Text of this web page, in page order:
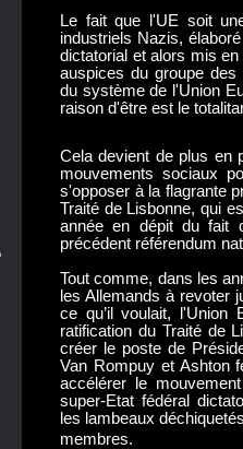
Le fait que l'UE soit
industriels Nazis,
dictatorial et alors mis
auspices du groupe des
du système de l'Union
raison d'être est le
Cela devient de plus en
mouvements sociaux
s'opposer à la flagrante
Traité de Lisbonne, qui
année en dépit du fait
précédent référendum
Tout comme, dans les
les Allemands à revoter
ce qu’il voulait, l'Union
ratification du Traité de
créer le poste de
Van Rompuy et Ashton
accélérer le
super-Etat fédéral
les lambeaux
membres.